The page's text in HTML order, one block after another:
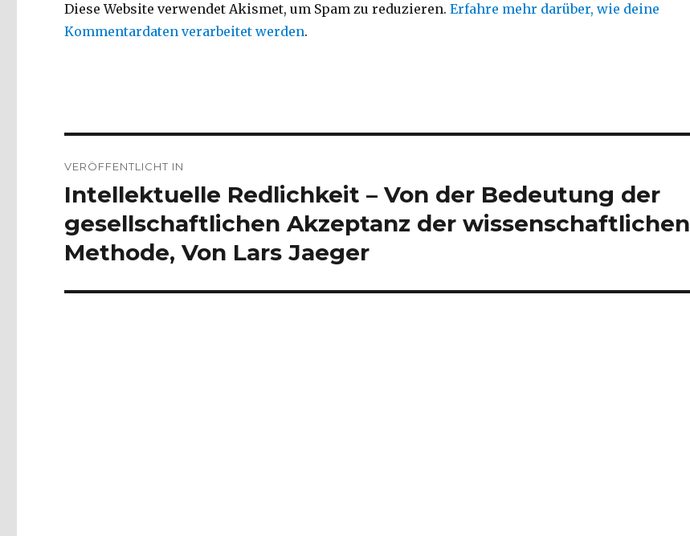
Diese Website verwendet Akismet, um Spam zu reduzieren.Erfahre mehr darüber, wie deine
Kommentardaten verarbeitet werden.
VERÖFFENTLICHT IN
Intellektuelle Redlichkeit – Von der Bedeutung der
gesellschaftlichen Akzeptanz der wissenschaftlichen
Methode, Von Lars Jaeger